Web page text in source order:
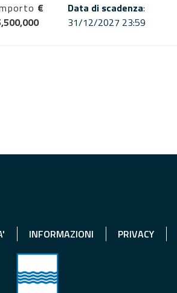
€
Data di scadenza:
31/12/2027 23:59
INFORMAZIONI PRIVACY